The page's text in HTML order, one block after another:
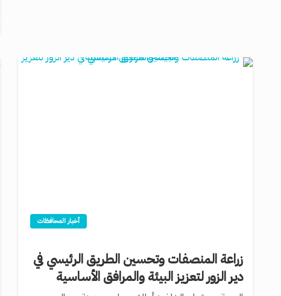
أخبار المحافظات
زراعة المنصفات وتحسين الطريق الرئيسي في
دير الزور لتعزيز البيئة والمرافق الأساسية